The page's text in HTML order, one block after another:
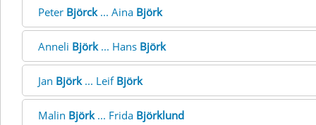
Peter Björck... Aina Björk
Anneli Björk... Hans Björk
Jan Björk... Leif Björk
Malin Björk... Frida Björklund